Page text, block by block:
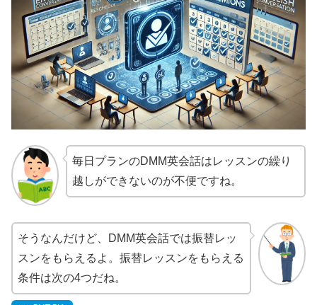
毎日プランのDMM英会話はレッスンの繰り
越しができないのが不便ですね。
そうなんだけど、DMM英会話では振替レッ
スンをもらえるよ。振替レッスンをもらえる
条件は次の4つだね。